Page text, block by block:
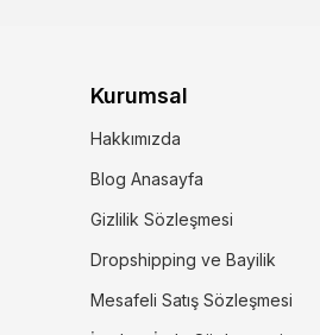
Kurumsal
Hakkımızda
Blog Anasayfa
Gizlilik Sözleşmesi
Dropshipping ve Bayilik
Mesafeli Satış Sözleşmesi